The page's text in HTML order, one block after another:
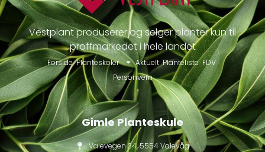
Vestplant produserer og selger planter kun til
proffmarkedet i hele landet
Forside Planteskoler Aktuelt Planteliste FDV
Personvern
Gimle Planteskule
Valevegen 34, 5554 Valevåg